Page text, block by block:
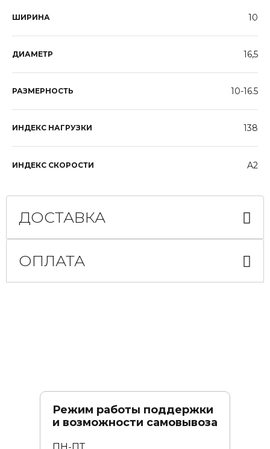
ШИРИНА 10
ДИАМЕТР 16,5
РАЗМЕРНОСТЬ 10-16.5
ИНДЕКС НАГРУЗКИ 138
ИНДЕКС СКОРОСТИ A2
ДОСТАВКА
ОПЛАТА
Режим работы поддержки
и возможности самовывоза